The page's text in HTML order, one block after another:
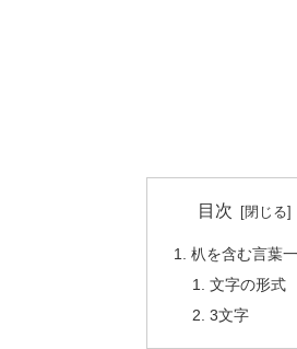
目次
朳を含む言葉
文字の形式
3文字